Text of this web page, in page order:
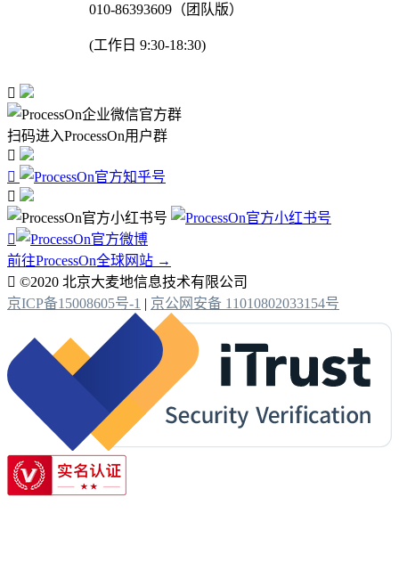
010-86393609（团队版）
(工作日 9:30-18:30)

扫码进入ProcessOn用户群




前往ProcessOn全球网站 →
 ©2020 北京大麦地信息技术有限公司
京ICP备15008605号-1 | 京公网安备 11010802033154号